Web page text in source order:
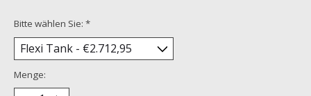
Bitte wählen Sie: *
Menge: